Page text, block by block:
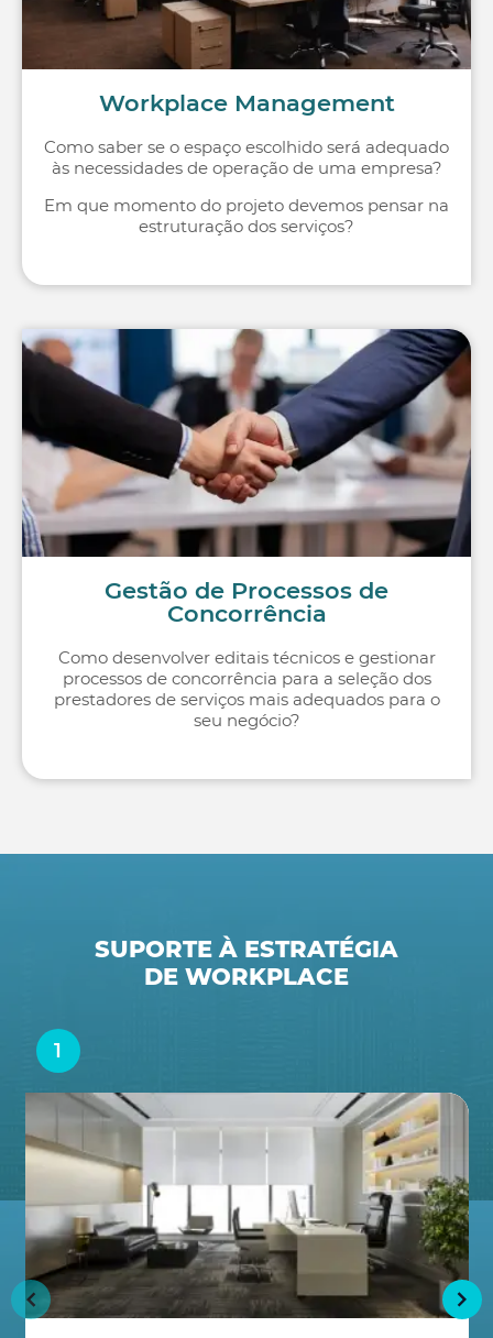
Workplace Management
Como saber se o espaço escolhido será adequado
às necessidades de operação de uma empresa?
Em que momento do projeto devemos pensar na
estruturação dos serviços?
Gestão de Processos de
Concorrência
Como desenvolver editais técnicos e gestionar
processos de concorrência para a seleção dos
prestadores de serviços mais adequados para o
seu negócio?
SUPORTE À ESTRATÉGIA
DE WORKPLACE
1